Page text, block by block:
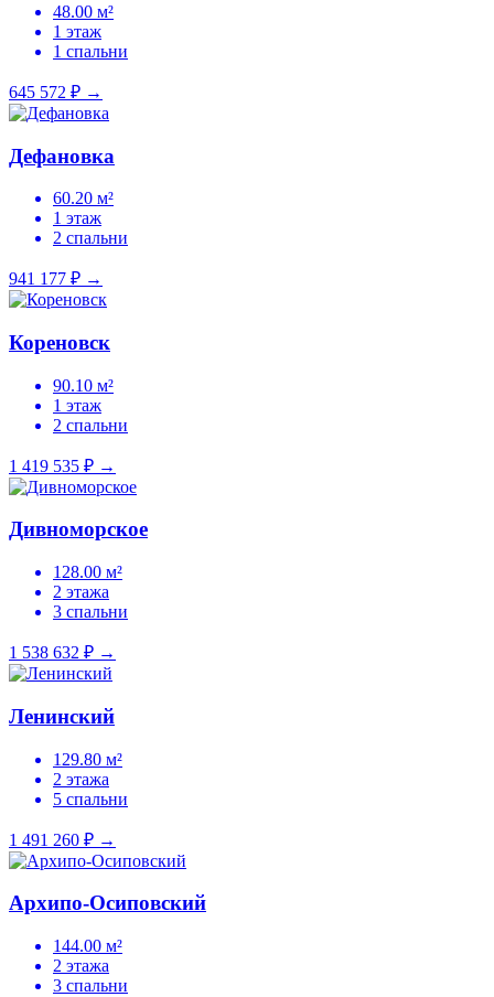
48.00 м²
1 этаж
1 спальни
645 572 ₽ →
Дефановка
60.20 м²
1 этаж
2 спальни
941 177 ₽ →
Кореновск
90.10 м²
1 этаж
2 спальни
1 419 535 ₽ →
Дивноморское
128.00 м²
2 этажа
3 спальни
1 538 632 ₽ →
Ленинский
129.80 м²
2 этажа
5 спальни
1 491 260 ₽ →
Архипо-Осиповский
144.00 м²
2 этажа
3 спальни